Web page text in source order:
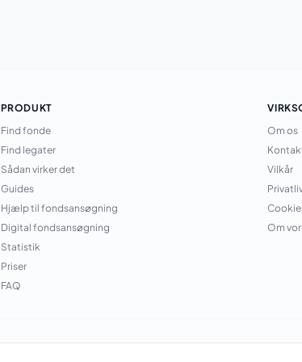
PRODUKT
Find fonde
Find legater
Sådan virker det
Guides
Hjælp til fondsansøgning
Digital fondsansøgning
Statistik
Priser
FAQ
Om os
Vilkår
Om